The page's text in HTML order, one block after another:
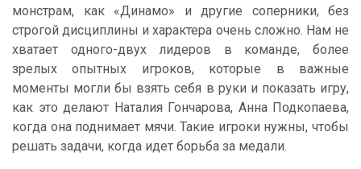
монстрам, как «Динамо» и другие соперники, без
строгой дисциплины и характера очень сложно. Нам не
хватает одного-двух лидеров в команде, более
зрелых опытных игроков, которые в важные
моменты могли бы взять себя в руки и показать игру,
как это делают Наталия Гончарова, Анна Подкопаева,
когда она поднимает мячи. Такие игроки нужны, чтобы
решать задачи, когда идет борьба за медали.